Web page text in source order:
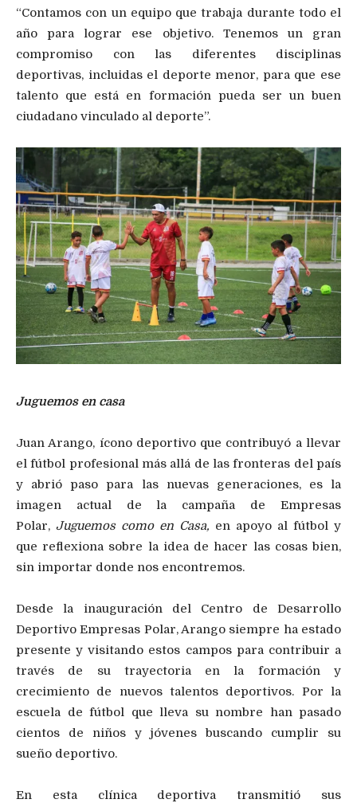
“Contamos con un equipo que trabaja durante todo el
año para lograr ese objetivo. Tenemos un gran
compromiso con las diferentes disciplinas
deportivas, incluidas el deporte menor, para que ese
talento que está en formación pueda ser un buen
ciudadano vinculado al deporte”.
Juguemos en casa
Juan Arango, ícono deportivo que contribuyó a llevar
el fútbol profesional más allá de las fronteras del país
y abrió paso para las nuevas generaciones, es la
imagen actual de la campaña de Empresas
Polar, Juguemos como en Casa, en apoyo al fútbol y
que reflexiona sobre la idea de hacer las cosas bien,
sin importar donde nos encontremos.
Desde la inauguración del Centro de Desarrollo
Deportivo Empresas Polar, Arango siempre ha estado
presente y visitando estos campos para contribuir a
través de su trayectoria en la formación y
crecimiento de nuevos talentos deportivos. Por la
escuela de fútbol que lleva su nombre han pasado
cientos de niños y jóvenes buscando cumplir su
sueño deportivo.
En esta clínica deportiva transmitió sus